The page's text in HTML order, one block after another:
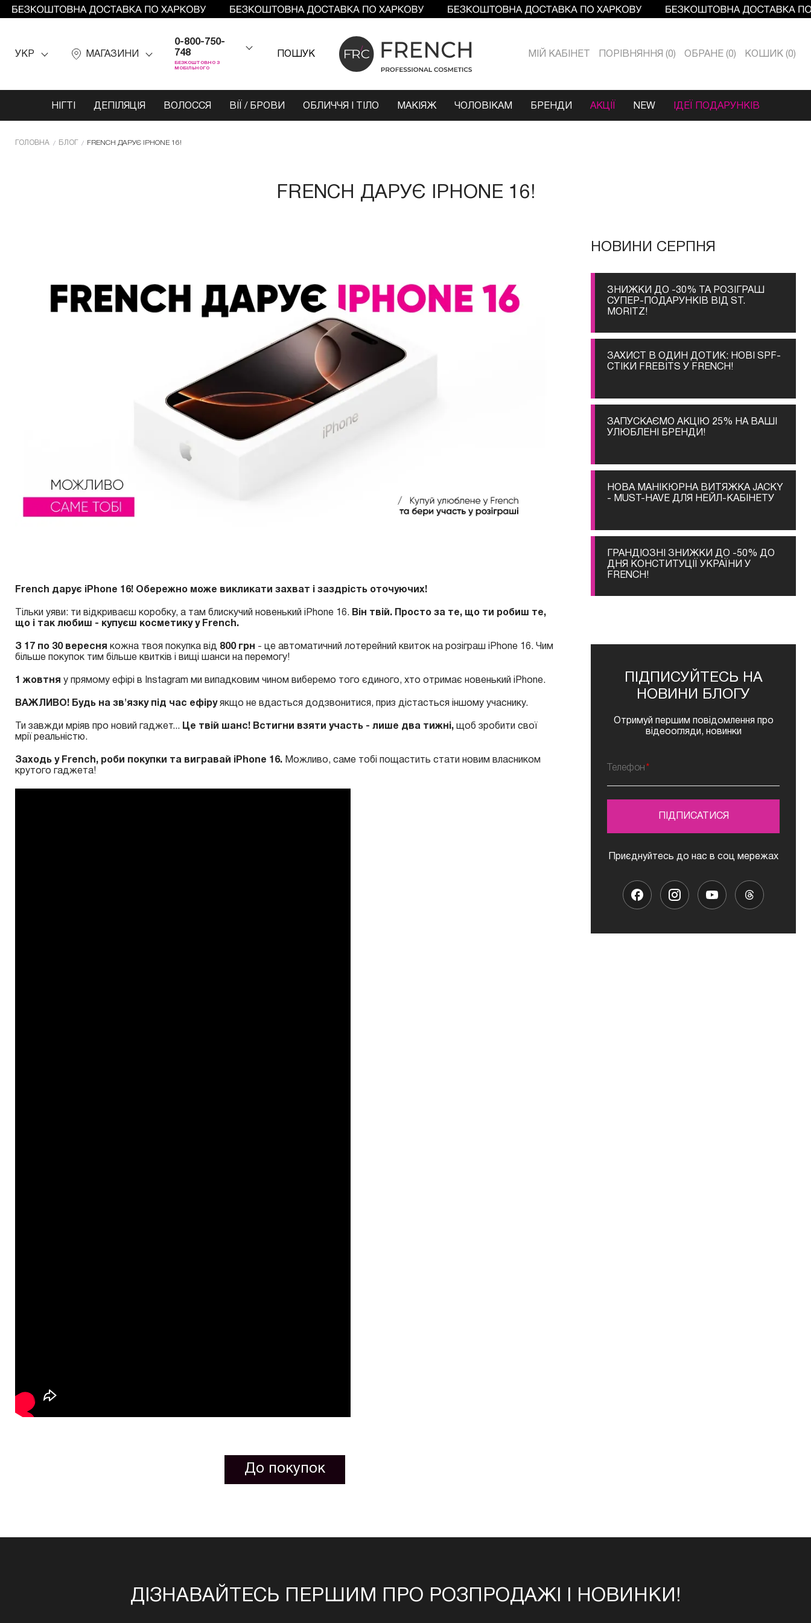
УКР МАГАЗИНИ
0-800-750-
748
БЕЗКОШТОВНО З
МОБІЛЬНОГО
ПОШУК МIЙ КАБIНЕТ ПОРІВНЯННЯ 0 ОБРАНЕ 0 КОШИК 0
НІГТІ ДЕПІЛЯЦІЯ ВОЛОССЯ ВІЇ / БРОВИ ОБЛИЧЧЯ І ТІЛО МАКІЯЖ ЧОЛОВІКАМ БРЕНДИ АКЦІЇ NEW ІДЕЇ ПОДАРУНКІВ
ГОЛОВНА БЛОГ FRENCH ДАРУЄ IPHONE 16!
FRENCH ДАРУЄ IPHONE 16!
French дарує iPhone 16! Обережно може викликати захват і заздрість оточуючих!
Тільки уяви: ти відкриваєш коробку, а там блискучий новенький iPhone 16. Він твій. Просто за те, що ти робиш те,
що і так любиш - купуєш косметику у French.
З 17 по 30 вересня кожна твоя покупка від 800 грн - це автоматичний лотерейний квиток на розіграш iPhone 16. Чим
більше покупок тим більше квитків і вищі шанси на перемогу!
1 жовтня у прямому ефірі в Instagram ми випадковим чином виберемо того єдиного, хто отримає новенький iPhone.
ВАЖЛИВО! Будь на зв'язку під час ефіру якщо не вдасться додзвонитися, приз дістасться іншому учаснику.
Ти завжди мріяв про новий гаджет... Це твій шанс! Встигни взяти участь - лише два тижні, щоб зробити свої
мрії реальністю.
Заходь у French, роби покупки та вигравай iPhone 16. Можливо, саме тобі пощастить стати новим власником
крутого гаджета!
До покупок
НОВИНИ СЕРПНЯ
ЗНИЖКИ ДО -30% ТА РОЗІГРАШ
СУПЕР-ПОДАРУНКІВ ВІД ST.
MORITZ!
ЗАХИСТ В ОДИН ДОТИК: НОВІ SPF-
СТІКИ FREBITS У FRENCH!
ЗАПУСКАЄМО АКЦІЮ 25% НА ВАШІ
УЛЮБЛЕНІ БРЕНДИ!
НОВА МАНІКЮРНА ВИТЯЖКА JACKY
- MUST-HAVE ДЛЯ НЕЙЛ-КАБІНЕТУ
ГРАНДІОЗНІ ЗНИЖКИ ДО -50% ДО
ДНЯ КОНСТИТУЦІЇ УКРАЇНИ У
FRENCH!
ПІДПИСУЙТЕСЬ НА
НОВИНИ БЛОГУ
Отримуй першим повідомлення про
відеоогляди, новинки
Телефон
ПІДПИСАТИСЯ
Приєднуйтесь до нас в соц мережах
ДІЗНАВАЙТЕСЬ ПЕРШИМ ПРО РОЗПРОДАЖІ І НОВИНКИ!